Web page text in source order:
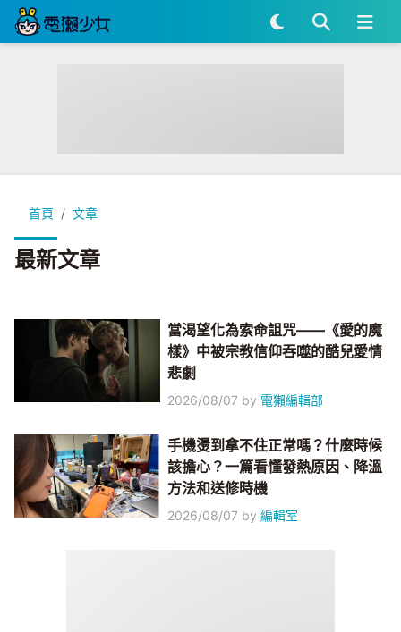
首頁 文章
最新文章
當渴望化為索命詛咒——《愛的魔
樣》中被宗教信仰吞噬的酷兒愛情
悲劇
2026/08/07 by 電獺編輯部
手機燙到拿不住正常嗎？什麼時候
該擔心？一篇看懂發熱原因、降溫
方法和送修時機
2026/08/07 by編輯室